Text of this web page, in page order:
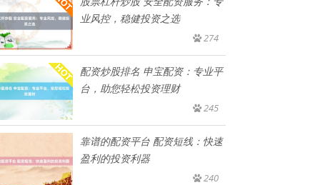
业风控，稳健投资之选
274
配资炒股排名 申宝配资：专业平
台，助您轻松投资理财
245
靠谱的配资平台 配资短线：快速
盈利的投资利器
240